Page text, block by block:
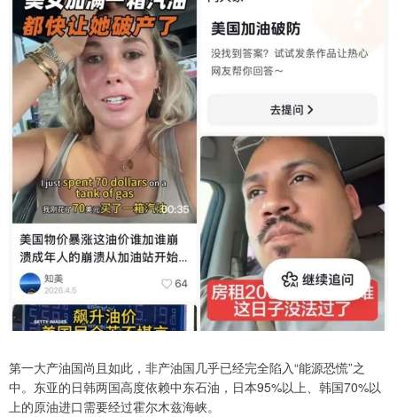
第一大产油国尚且如此，非产油国几乎已经完全陷入“能源恐慌”之
中。东亚的日韩两国高度依赖中东石油，日本95%以上、韩国70%以
上的原油进口需要经过霍尔木兹海峡。